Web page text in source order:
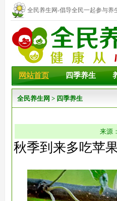
全民养生网-倡导全民一起参与养
幸福！
网站首页 四季养生
全民养生网 > 四季养生
来源
秋季到来多吃苹